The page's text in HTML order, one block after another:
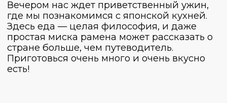
День 1 День 2 День 3 День 4
День 5 День 6 День 7 День 8
День 9 День 10